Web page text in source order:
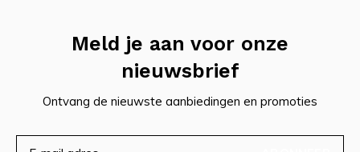
Meld je aan voor onze
nieuwsbrief
Ontvang de nieuwste aanbiedingen en promoties